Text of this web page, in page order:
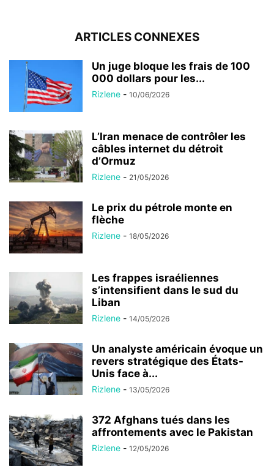
ARTICLES CONNEXES
Un juge bloque les frais de 100
000 dollars pour les...
Rizlene - 10/06/2026
L’Iran menace de contrôler les
câbles internet du détroit
d’Ormuz
Rizlene - 21/05/2026
Le prix du pétrole monte en
flèche
Rizlene - 18/05/2026
Les frappes israéliennes
s’intensifient dans le sud du
Liban
Rizlene - 14/05/2026
Un analyste américain évoque un
revers stratégique des États-
Unis face à...
Rizlene - 13/05/2026
372 Afghans tués dans les
affrontements avec le Pakistan
Rizlene - 12/05/2026